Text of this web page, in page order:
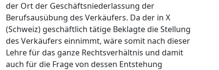
der Ort der Geschäftsniederlassung der
Berufsausübung des Verkäufers. Da der in X
(Schweiz) geschäftlich tätige Beklagte die Stellung
des Verkäufers einnimmt, wäre somit nach dieser
Lehre für das ganze Rechtsverhältnis und damit
auch für die Frage von dessen Entstehung